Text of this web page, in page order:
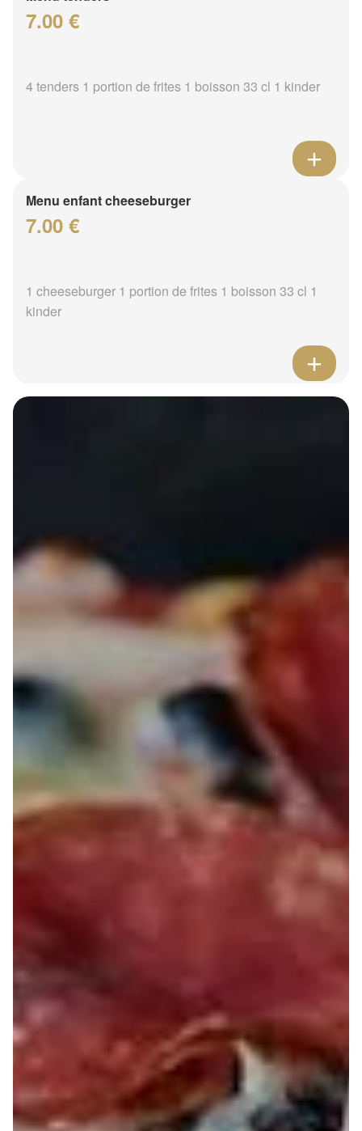
7.00 €
4 tenders 1 portion de frites 1 boisson 33 cl 1 kinder
Menu enfant cheeseburger
7.00 €
1 cheeseburger 1 portion de frites 1 boisson 33 cl 1
kinder